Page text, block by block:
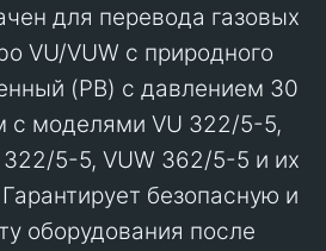
для перевода газовых
VU/VUW с природного
(PB) с давлением 30
с моделями VU 322/5-5,
5-5, VUW 362/5-5 и их
безопасную и
оборудования после